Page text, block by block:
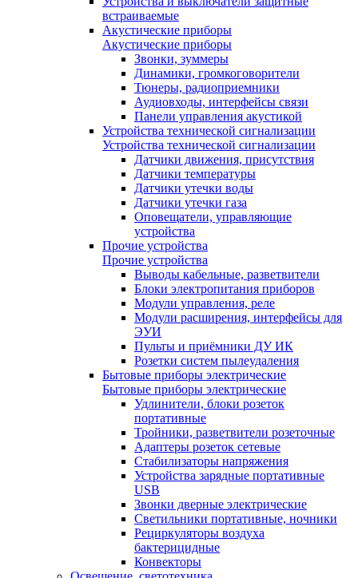
встраиваемые
Акустические приборы
Акустические приборы
Звонки, зуммеры
Динамики, громкоговорители
Тюнеры, радиоприемники
Аудиовходы, интерфейсы связи
Панели управления акустикой
Устройства технической сигнализации
Устройства технической сигнализации
Датчики движения, присутствия
Датчики температуры
Датчики утечки воды
Датчики утечки газа
Оповещатели, управляющие
устройства
Прочие устройства
Прочие устройства
Выводы кабельные, разветвители
Блоки электропитания приборов
Модули управления, реле
Модули расширения, интерфейсы для
ЭУИ
Пульты и приёмники ДУ ИК
Розетки систем пылеудаления
Бытовые приборы электрические
Бытовые приборы электрические
Удлинители, блоки розеток
портативные
Тройники, разветвители розеточные
Адаптеры розеток сетевые
Стабилизаторы напряжения
Устройства зарядные портативные
USB
Звонки дверные электрические
Светильники портативные, ночники
Рециркуляторы воздуха
бактерицидные
Конвекторы